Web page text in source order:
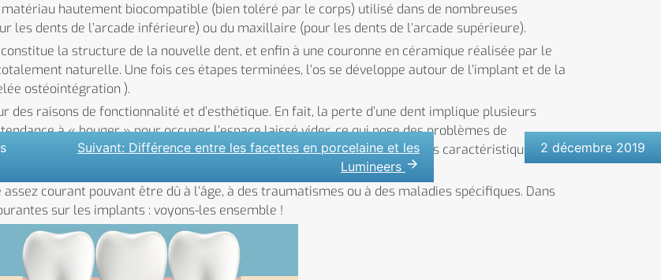
2 décembre 2019
Suivant: Différence entre les facettes en porcelaine et les
Lumineers
matériau hautement biocompatible (bien toléré par le corps) utilisé dans de nombreuses
les dents de l’arcade inférieure) ou du maxillaire (pour les dents de l’arcade supérieure).
la structure de la nouvelle dent, et enfin à une couronne en céramique réalisée par le
naturelle. Une fois ces étapes terminées, l’os se développe autour de l’implant et de la
ostéointégration ).
des raisons de fonctionnalité et d’esthétique. En fait, la perte d’une dent implique plusieurs
à « bouger » pour occuper l’espace laissé vider, ce qui pose des problèmes de
ainsi le support des tissus mous du visage, ce qui peut modifier les caractéristiques de
courant pouvant être dû à l’âge, à des traumatismes ou à des maladies spécifiques. Dans
sur les implants : voyons-les ensemble !